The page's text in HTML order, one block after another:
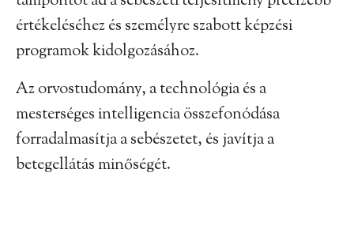
értékeléséhez és személyre szabott képzési
programok kidolgozásához.
Az orvostudomány, a technológia és a
mesterséges intelligencia összefonódása
forradalmasítja a sebészetet, és javítja a
betegellátás minőségét.